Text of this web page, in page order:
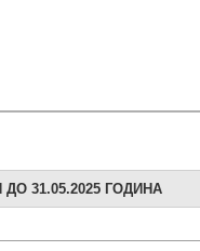
31.05.2025 ГОДИНА